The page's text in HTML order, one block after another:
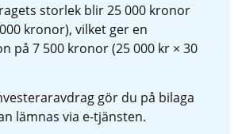
storlek blir 25 000 kronor
kronor), vilket ger en
på 7 500 kronor (25 000 kr × 30
gör du på bilaga
lämnas via e-tjänsten.